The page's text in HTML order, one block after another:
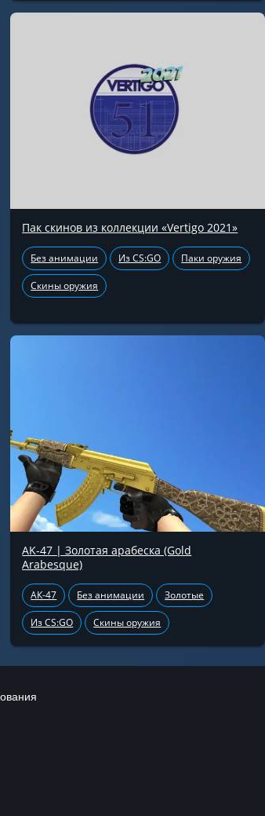
Пак скинов из коллекции «Vertigo 2021»
Без анимации Из CS:GO Паки оружия
Скины оружия
AK-47 | Золотая арабеска (Gold
Arabesque)
АК-47 Без анимации Золотые
Из CS:GO Скины оружия